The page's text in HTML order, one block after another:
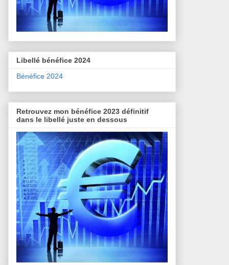
Libellé bénéfice 2024
Bénéfice 2024
Retrouvez mon bénéfice 2023 définitif
dans le libellé juste en dessous